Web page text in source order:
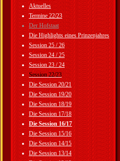
Aktuelles
Termine 22/23
Der Hofstaat
Die Highlights eines Prinzenjahres
Session 25 / 26
Session 24 / 25
Session 23 / 24
Session 22/23
Die Session 20/21
Die Session 19/20
Die Session 18/19
Die Session 17/18
Die Session 16/17
Die Session 15/16
Die Session 14/15
Die Session 13/14